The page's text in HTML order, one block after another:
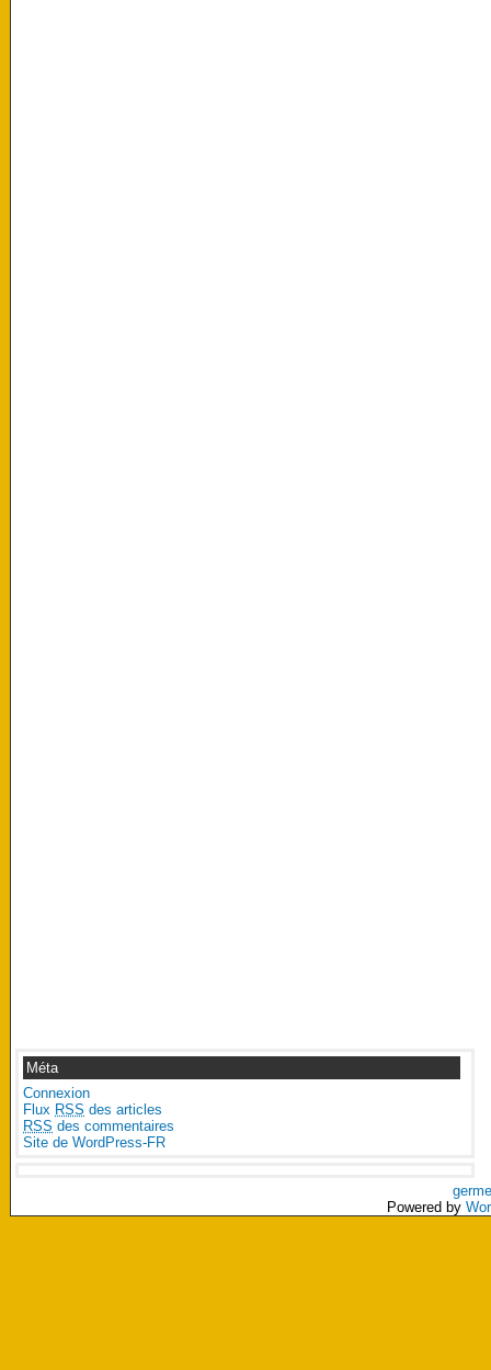
Méta
Connexion
Flux RSS des articles
RSS des commentaires
Site de WordPress-FR
Powered by